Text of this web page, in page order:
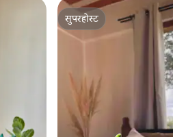
सुपरहोस्ट
सुपरहोस्ट